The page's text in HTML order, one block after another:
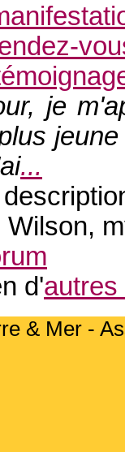
je
...
Wilson,
d'
& Mer -